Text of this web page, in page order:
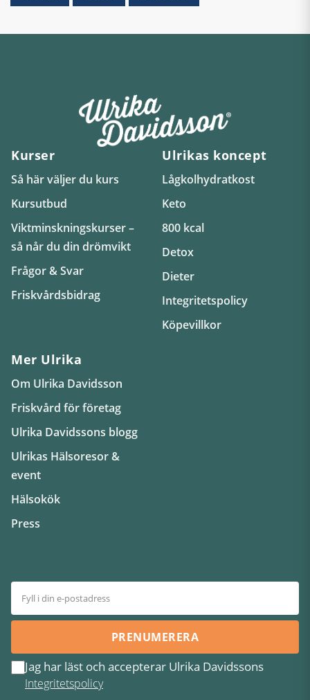
Kurser
Så här väljer du kurs
Kursutbud
Viktminskningskurser –
så når du din drömvikt
Frågor & Svar
Friskvårdsbidrag
Ulrikas koncept
Lågkolhydratkost
Keto
800 kcal
Detox
Dieter
Integritetspolicy
Köpevillkor
Mer Ulrika
Om Ulrika Davidsson
Friskvård för företag
Ulrika Davidssons blogg
Ulrikas Hälsoresor &
event
Hälsokök
Press
PRENUMERERA
Jag har läst och accepterar Ulrika Davidssons
Integritetspolicy